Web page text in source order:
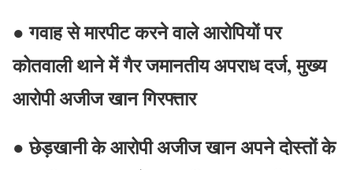
● गवाह से मारपीट करने वाले आरोपियों पर
कोतवाली थाने में गैर जमानतीय अपराध दर्ज, मुख्य
आरोपी अजीज खान गिरफ्तार
● छेड़खानी के आरोपी अजीज खान अपने दोस्तों के